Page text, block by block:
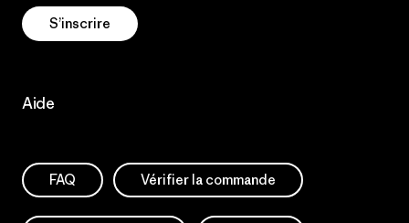
S’inscrire
Aide
FAQ Vérifier la commande